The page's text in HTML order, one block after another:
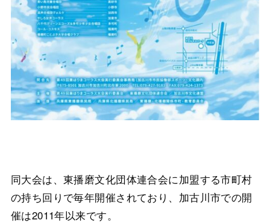
同大会は、東播磨文化団体連合会に加盟する市町村
の持ち回りで毎年開催されており、加古川市での開
催は2011年以来です。